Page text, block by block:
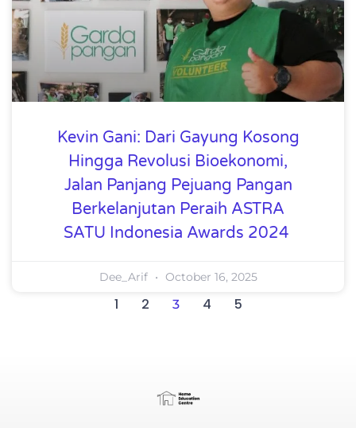
Kevin Gani: Dari Gayung Kosong
Hingga Revolusi Bioekonomi,
Jalan Panjang Pejuang Pangan
Berkelanjutan Peraih ASTRA
SATU Indonesia Awards 2024
Dee_Arif October 16, 2025
1 2 3 4 5